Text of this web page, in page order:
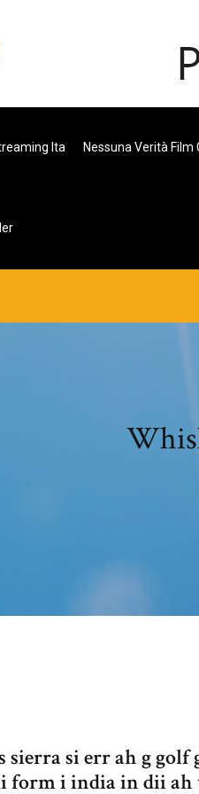
Ita Nessuna Verità
si err ah g golf
form i india in dii